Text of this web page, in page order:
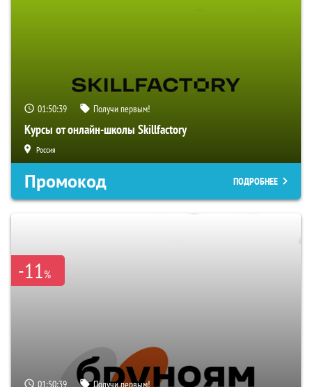
01:50:38 Получи первым!
Курсы от онлайн-школы Skillfactory
Россия
Промокод ПОДРОБНЕЕ
-11%
01:50:38 Получи первым!